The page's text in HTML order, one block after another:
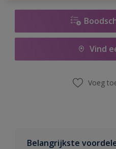
Vind
Voeg
Belangrijkste